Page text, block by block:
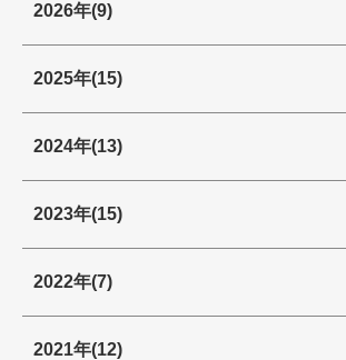
2026年(9)
2025年(15)
2024年(13)
2023年(15)
2022年(7)
2021年(12)